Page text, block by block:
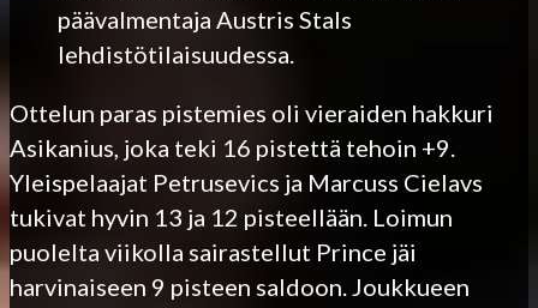
päävalmentaja Austris Stals
lehdistötilaisuudessa.
Ottelun paras pistemies oli vieraiden hakkuri
Asikanius, joka teki 16 pistettä tehoin +9.
Yleispelaajat Petrusevics ja Marcuss Cielavs
tukivat hyvin 13 ja 12 pisteellään. Loimun
puolelta viikolla sairastellut Prince jäi
harvinaiseen 9 pisteen saldoon. Joukkueen